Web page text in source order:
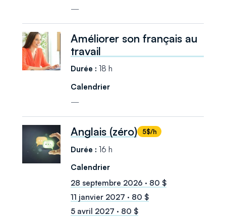
—
Améliorer son français au
travail
18 h
—
Anglais (zéro) 5$/h
16 h
28 septembre 2026 · 80 $
11 janvier 2027 · 80 $
5 avril 2027 · 80 $